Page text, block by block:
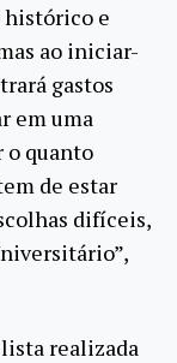
histórico e
ao iniciar-
gastos
em uma
o quanto
de estar
difíceis,
realizada